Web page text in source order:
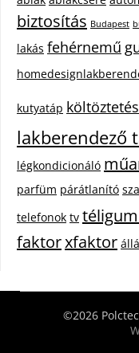
biztosítás Budapest
lakás fehérnemű
kutyatáp költöztetés
lakberendező
légkondicionáló
parfüm párátlanító
telefonok tv
faktorxfaktor
©2026